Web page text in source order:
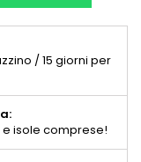
/ 15 giorni per
isole comprese!